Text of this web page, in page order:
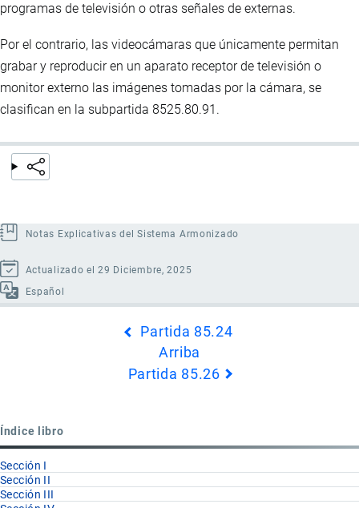
programas de televisión o otras señales de externas.
Por el contrario, las videocámaras que únicamente permitan
grabar y reproducir en un aparato receptor de televisión o
monitor externo las imágenes tomadas por la cámara, se
clasifican en la subpartida 8525.80.91.
Notas Explicativas del Sistema Armonizado
Actualizado el 29 Diciembre, 2025
Español
85.25
Partida 85.24
Arriba
Partida 85.26
Índice libro
Sección I
Sección II
Sección III